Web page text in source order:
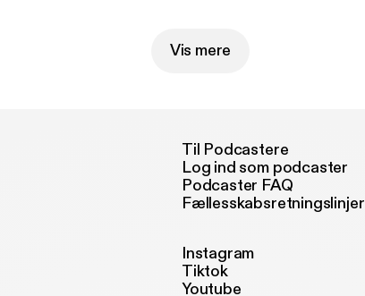
Vis mere
Til Podcastere
Log ind som podcaster
Podcaster FAQ
Fællesskabsretningslinjer
Instagram
Tiktok
Youtube